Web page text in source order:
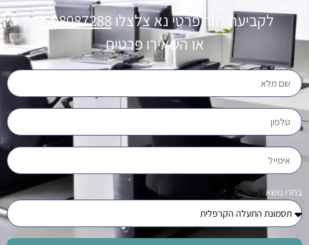
לקביעת תור פרטי נא צלצלו0508087288
או השאירו פרטים
בחרו נושא